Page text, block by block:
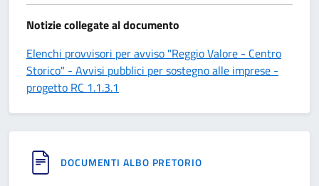
Notizie collegate al documento
Elenchi provvisori per avviso "Reggio Valore - Centro
Storico" - Avvisi pubblici per sostegno alle imprese -
progetto RC 1.1.3.1
DOCUMENTI ALBO PRETORIO